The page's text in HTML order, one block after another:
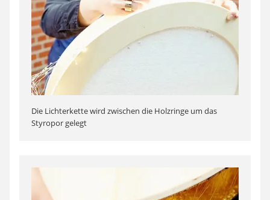
Die Lichterkette wird zwischen die Holzringe um das
Styropor gelegt